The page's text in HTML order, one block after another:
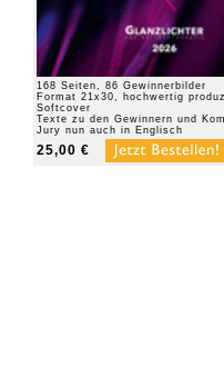
168 Seiten, 86 Gewinnerbilder
Format 21x30, hochwertig
Softcover
Texte zu den Gewinnern und
Jury nun auch in Englisch
25,00 €